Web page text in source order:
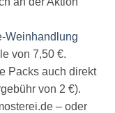
Weinhandlung
von 7,50 €.
Packs auch direkt
von 2 €).
– oder